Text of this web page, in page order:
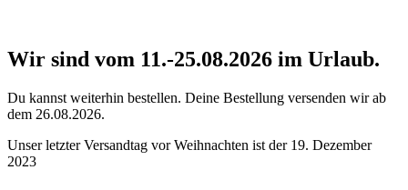
Wir sind vom 11.-25.08.2026 im Urlaub.
Du kannst weiterhin bestellen. Deine Bestellung versenden wir ab
dem 26.08.2026.
Unser letzter Versandtag vor Weihnachten ist der 19. Dezember
2023